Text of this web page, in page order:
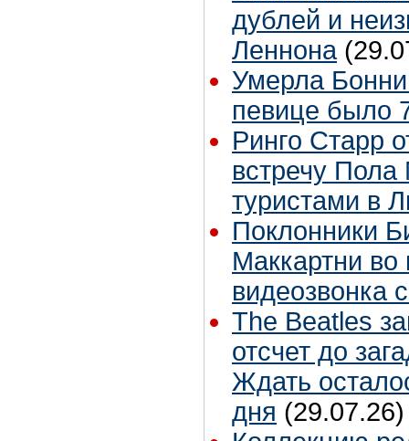
дублей и
Леннона
Умерла
певице было
Ринго Старр
встречу Пола
туристами в
Поклонники
Маккартни во
видеозвонка
The Beatles
отсчет до
Ждать
дня (29.07.26)